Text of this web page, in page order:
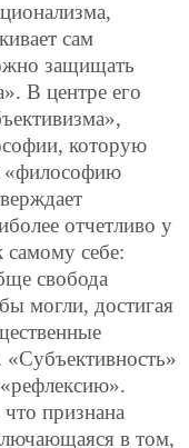
сам
защищать
В центре его
которую
«философию
отчетливо у
самому себе:
свобода
могли, достигая
«Субъективность»
признана
в том,